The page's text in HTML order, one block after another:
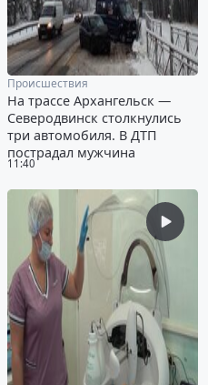
11:40
Происшествия
На трассе Архангельск —
Северодвинск столкнулись
три автомобиля. В ДТП
пострадал мужчина